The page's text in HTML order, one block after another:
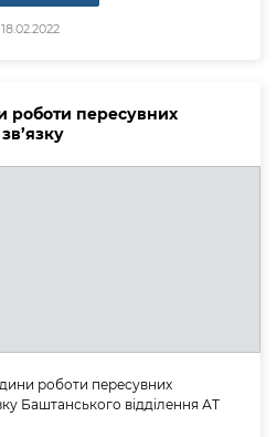
18.02.2022
роботи пересувних
роботи пересувних
Баштанського відділення АТ